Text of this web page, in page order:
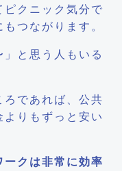
クニック気分で
つながります。
」と思う人もいる
ろであれば、公共
りもずっと安い
ークは非常に効率